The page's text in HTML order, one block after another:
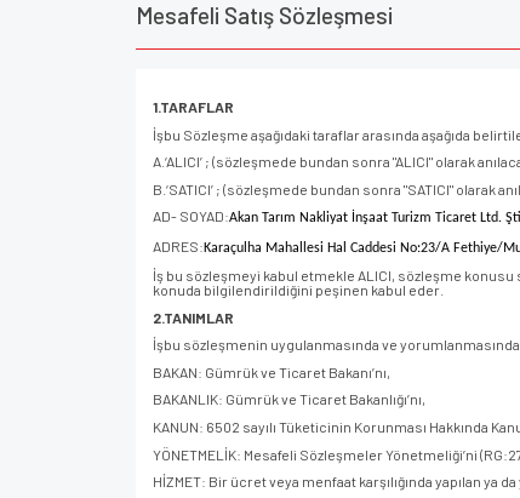
Mesafeli Satış Sözleşmesi
1.TARAFLAR
İşbu Sözleşme aşağıdaki taraflar arasında aşağıda
A.‘ALICI’ ; (sözleşmede bundan sonra "ALICI" olarak
B.‘SATICI’ ; (sözleşmede bundan sonra "SATICI" olarak
AD- SOYAD:Akan Tarım Nakliyat İnşaat Turizm Ticaret Ltd.
ADRES:Karaçulha Mahallesi Hal Caddesi No:23/A Fethiye/
İş bu sözleşmeyi kabul etmekle ALICI, sözleşme
konuda bilgilendirildiğini peşinen kabul eder.
2.TANIMLAR
İşbu sözleşmenin uygulanmasında ve yorumlanmasında
BAKAN: Gümrük ve Ticaret Bakanı’nı,
BAKANLIK: Gümrük ve Ticaret Bakanlığı’nı,
KANUN: 6502 sayılı Tüketicinin Korunması Hakkında
YÖNETMELİK: Mesafeli Sözleşmeler Yönetmeliği’ni
HİZMET: Bir ücret veya menfaat karşılığında yapılan